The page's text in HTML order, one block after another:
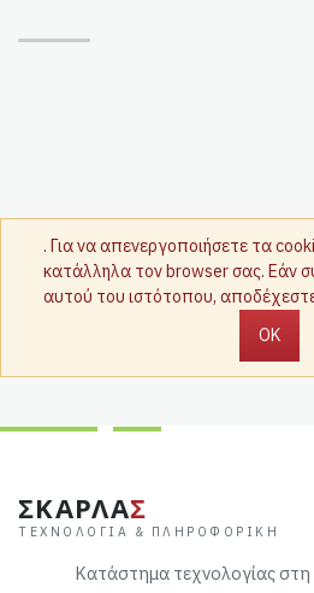
. Για να απενεργοποιήσετε τα
κατάλληλα τον browser σας. Εάν
αυτού του ιστότοπου,
OK
ΣΚΑΡΛΑΣ
ΤΕΧΝΟΛΟΓΊΑ & ΠΛΗΡΟΦΟΡΙΚΉ
Κατάστημα τεχνολογίας στη